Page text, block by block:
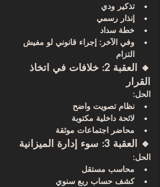
تذكير ودي
إنذار رسمي
خطة سداد
وفي الآخر: إجراء قانوني لو مفيش
التزام
🔸 العقبة 2: خلافات في اتخاذ
القرار
الحل:
نظام تصويت واضح
لائحة داخلية مكتوبة
محاضر اجتماعات موثقة
🔸 العقبة 3: سوء إدارة الميزانية
الحل:
محاسب مستقل
كشف حساب ربع سنوي